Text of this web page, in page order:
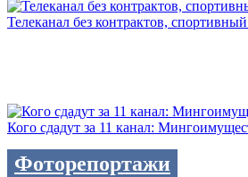
Телеканал без контрактов,
Кого сдадут за 11 канал:
Фоторепортажи